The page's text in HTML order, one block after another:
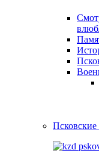
Псковские